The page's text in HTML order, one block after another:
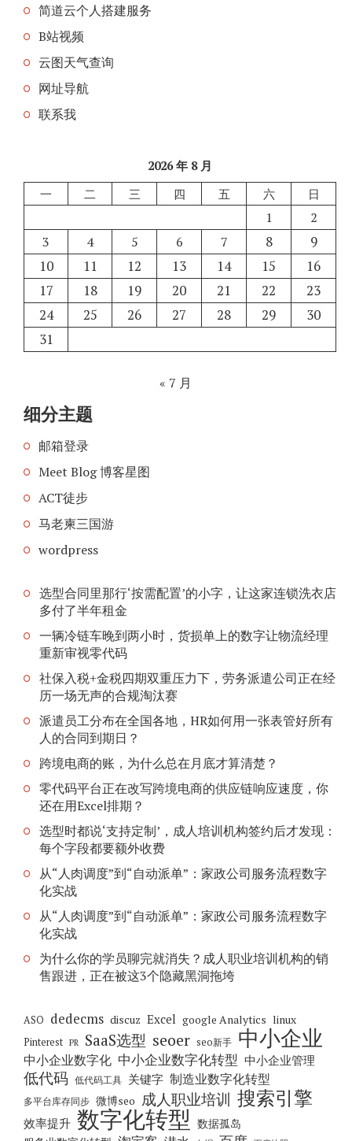
简道云个人搭建服务
B站视频
云图天气查询
网址导航
联系我
2026 年 8 月
一
二 三 四 五 六 日
1
2
3
4 5 6 7 8
9
10
11 12 13 14 15
16
17
18 19 20 21 22
23
24
25 26 27 28 29
30
31
« 7 月
细分主题
邮箱登录
Meet Blog 博客星图
ACT徒步
马老柬三国游
wordpress
选型合同里那行‘按需配置’的小字，让这家连锁洗衣店
多付了半年租金
一辆冷链车晚到两小时，货损单上的数字让物流经理
重新审视零代码
社保入税+金税四期双重压力下，劳务派遣公司正在经
历一场无声的合规淘汰赛
派遣员工分布在全国各地，HR如何用一张表管好所有
人的合同到期日？
跨境电商的账，为什么总在月底才算清楚？
零代码平台正在改写跨境电商的供应链响应速度，你
还在用Excel排期？
选型时都说‘支持定制’，成人培训机构签约后才发现：
每个字段都要额外收费
从“人肉调度”到“自动派单”：家政公司服务流程数字
化实战
从“人肉调度”到“自动派单”：家政公司服务流程数字
化实战
为什么你的学员聊完就消失？成人职业培训机构的销
售跟进，正在被这3个隐藏黑洞拖垮
ASO dedecms discuz Excel google Analytics linux
Pinterest PR SaaS选型 seoer seo新手 中小企业
中小企业数字化 中小企业数字化转型 中小企业管理
低代码 低代码工具 关键字 制造业数字化转型
多平台库存同步 微博seo 成人职业培训 搜索引擎
效率提升 数字化转型
数据孤岛